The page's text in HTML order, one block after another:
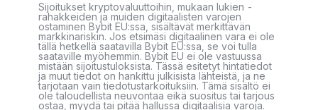
Sijoitukset kryptovaluuttoihin, mukaan lukien -
rahakkeiden ja muiden digitaalisten varojen
ostaminen Bybit EU:ssa, sisältävät merkittävän
markkinariskin. Jos etsimäsi digitaalinen vara ei ole
tällä hetkellä saatavilla Bybit EU:ssa, se voi tulla
saataville myöhemmin. Bybit EU ei ole vastuussa
mistään sijoitustuloksista. Tässä esitetyt hintatiedot
ja muut tiedot on hankittu julkisista lähteistä, ja ne
tarjotaan vain tiedotustarkoituksiin. Tämä sisältö ei
ole taloudellista neuvontaa eikä suositus tai tarjous
ostaa, myydä tai pitää hallussa digitaalisia varoja.